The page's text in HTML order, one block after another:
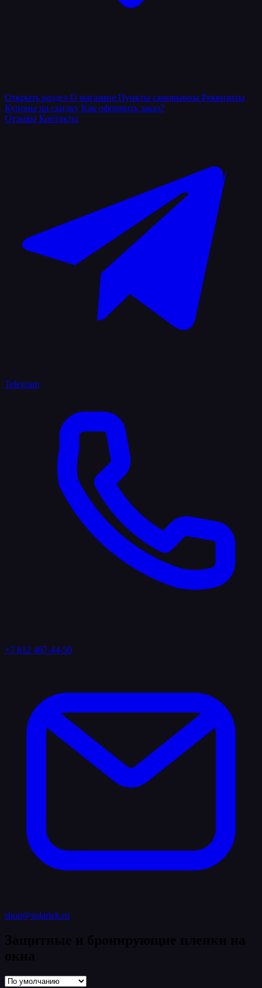
Открыть раздел О магазине Пункты самовывоза Реквизиты
Купоны на скидку Как оформить заказ?
Отзывы Контакты
Telegram
+7 812 467-44-50
shop@solartek.ru